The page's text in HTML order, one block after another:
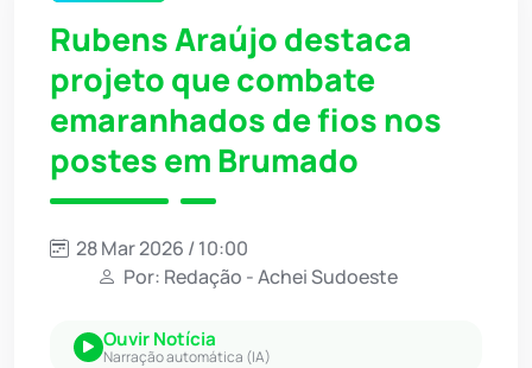
Rubens Araújo destaca
projeto que combate
emaranhados de fios nos
postes em Brumado
28 Mar 2026 / 10:00
Por: Redação - Achei Sudoeste
Ouvir Notícia
Narração automática (IA)